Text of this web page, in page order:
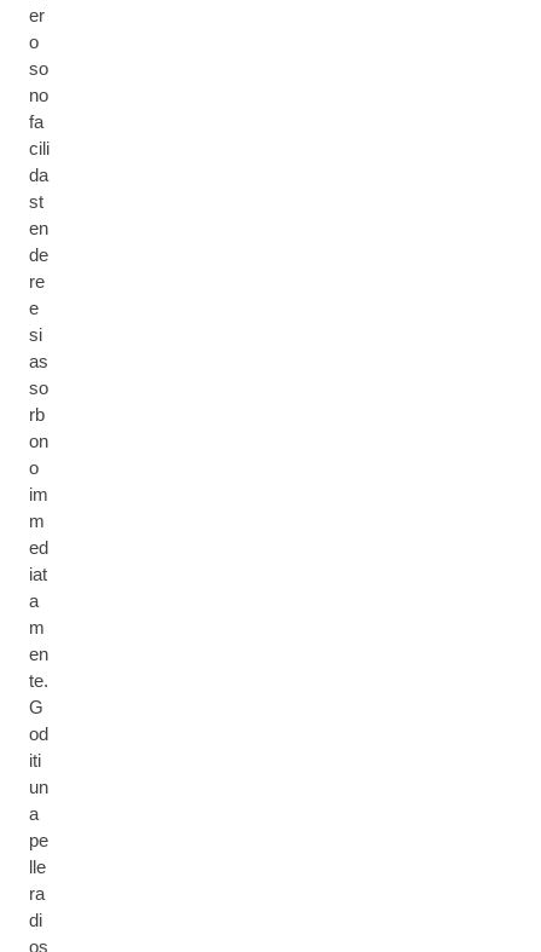
er
o
so
no
fa
cili
da
st
en
de
re
e
si
as
so
rb
on
o
im
m
ed
iat
a
m
en
te.
G
od
iti
un
a
pe
lle
ra
di
os